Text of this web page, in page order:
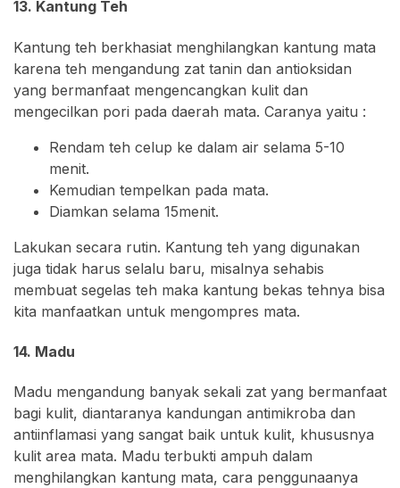
13. Kantung Teh
Kantung teh berkhasiat menghilangkan kantung mata
karena teh mengandung zat tanin dan antioksidan
yang bermanfaat mengencangkan kulit dan
mengecilkan pori pada daerah mata. Caranya yaitu :
Rendam teh celup ke dalam air selama 5-10
menit.
Kemudian tempelkan pada mata.
Diamkan selama 15menit.
Lakukan secara rutin. Kantung teh yang digunakan
juga tidak harus selalu baru, misalnya sehabis
membuat segelas teh maka kantung bekas tehnya bisa
kita manfaatkan untuk mengompres mata.
14. Madu
Madu mengandung banyak sekali zat yang bermanfaat
bagi kulit, diantaranya kandungan antimikroba dan
antiinflamasi yang sangat baik untuk kulit, khususnya
kulit area mata. Madu terbukti ampuh dalam
menghilangkan kantung mata, cara penggunaanya